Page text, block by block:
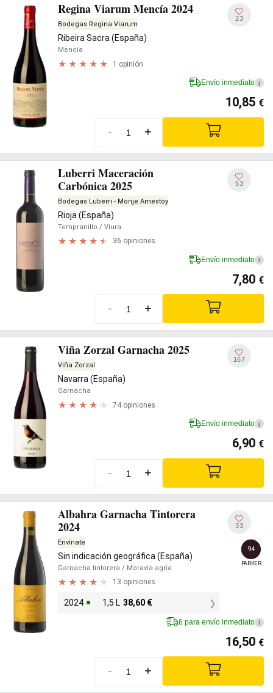
Regina Viarum Mencía 2024
Bodegas Regina Viarum
Ribeira Sacra (España)
Mencía
1 opinión
23
Envío inmediato i
10,85 €
- +
Luberri Maceración
Carbónica 2025
Bodegas Luberri - Monje Amestoy
Rioja (España)
Tempranillo / Viura
36 opiniones
53
Envío inmediato i
7,80 €
- +
Viña Zorzal Garnacha 2025
Viña Zorzal
Navarra (España)
Garnacha
74 opiniones
167
Envío inmediato i
6,90 €
- +
Albahra Garnacha Tintorera
2024
Envínate
Sin indicación geográfica (España)
Garnacha tintorera / Moravia agria
13 opiniones
2024 1,5 L 38,60 €
33
94
PARKER
6 para envío inmediato i
16,50 €
- +